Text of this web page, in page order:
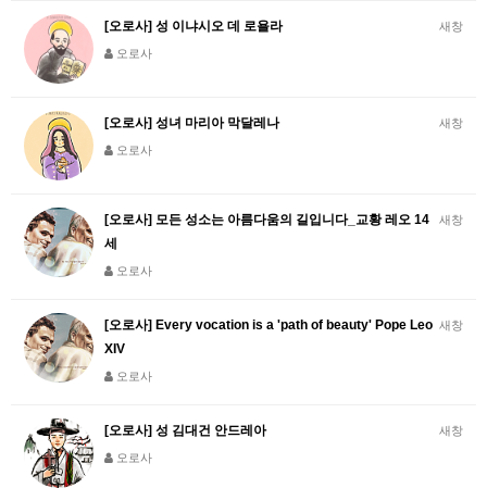
새창
[오로사] 성 이냐시오 데 로욜라
오로사
새창
[오로사] 성녀 마리아 막달레나
오로사
새창
[오로사] 모든 성소는 아름다움의 길입니다_교황 레오 14
세
오로사
새창
[오로사] Every vocation is a 'path of beauty' Pope Leo
XIV
오로사
새창
[오로사] 성 김대건 안드레아
오로사